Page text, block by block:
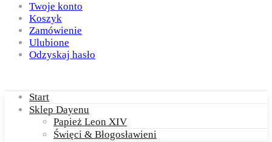
Twoje konto
Koszyk
Zamówienie
Ulubione
Odzyskaj hasło
Start
Sklep Dayenu
Papież Leon XIV
Święci & Błogosławieni